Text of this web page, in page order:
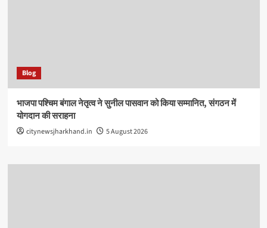
Blog
भाजपा पश्चिम बंगाल नेतृत्व ने सुनील पासवान को किया सम्मानित, संगठन में
योगदान की सराहना
citynewsjharkhand.in 5 August 2026